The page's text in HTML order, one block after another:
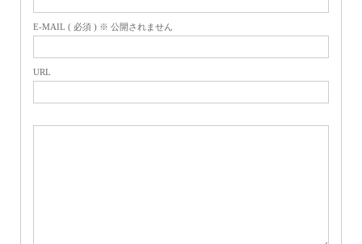
E-MAIL ( 必須 ) ※ 公開されません
URL